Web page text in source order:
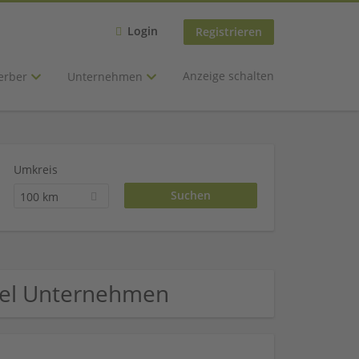
Login Registrieren
Unternehmen Anzeige schalten
Umkreis
100 km
Unternehmen